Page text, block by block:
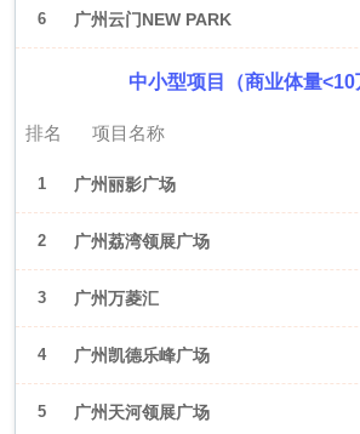
6 广州云门NEW PARK
中小型项目（商业体量<10
排名 项目名称
1 广州丽影广场
2 广州荔湾领展广场
3 广州万菱汇
4 广州凯德乐峰广场
5 广州天河领展广场